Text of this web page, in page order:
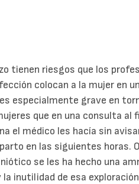
tienen riesgos que los
colocan a la mujer en
especialmente grave en
que en una consulta al
el médico les hacía sin
en las siguientes horas.
se les ha hecho una
inutilidad de esa